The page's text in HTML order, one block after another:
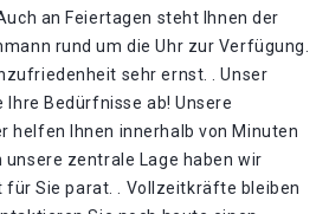
an Feiertagen steht Ihnen der
rund um die Uhr zur Verfügung.
sehr ernst. . Unser
Ihre Bedürfnisse ab! Unsere
helfen Ihnen innerhalb von Minuten
unsere zentrale Lage haben wir
für Sie parat. . Vollzeitkräfte bleiben